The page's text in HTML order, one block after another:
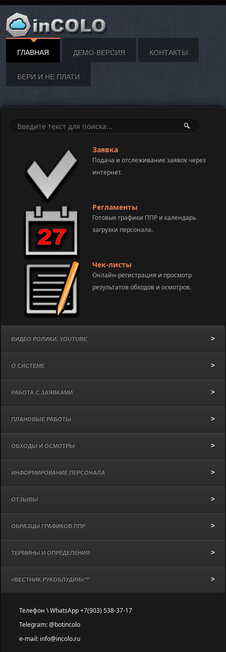
ГЛАВНАЯ ДЕМО-ВЕРСИЯ КОНТАКТЫ
БЕРИ И НЕ ПЛАТИ
Заявка
Подача и отслеживание заявок через
интернет.
Регламенты
Готовые графики ППР и календарь
загрузки персонала.
Чек-листы
Онлайн-регистрация и просмотр
результатов обходов и осмотров.
ВИДЕО РОЛИКИ. YOUTUBE
О СИСТЕМЕ
РАБОТА С ЗАЯВКАМИ
ПЛАНОВЫЕ РАБОТЫ
ОБХОДЫ И ОСМОТРЫ
ИНФОРМИРОВАНИЕ ПЕРСОНАЛА
ОТЗЫВЫ
ОБРАЗЦЫ ГРАФИКОВ ППР
ТЕРМИНЫ И ОПРЕДЕЛЕНИЯ
«ВЕСТНИК РУКОБЛУДИЯ»™
Телефон \ WhatsApp +7(903) 538-37-17
Telegram: @botincolo
e-mail: info@incolo.ru